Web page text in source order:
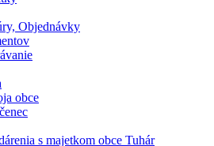
Objednávky
obce
s majetkom obce Tuhár